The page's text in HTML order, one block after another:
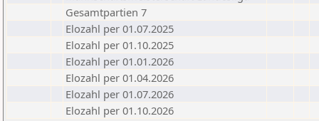
Gesamtpartien 7
Elozahl per 01.07.2025
Elozahl per 01.10.2025
Elozahl per 01.01.2026
Elozahl per 01.04.2026
Elozahl per 01.07.2026
Elozahl per 01.10.2026